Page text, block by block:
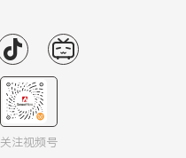
关注视频号